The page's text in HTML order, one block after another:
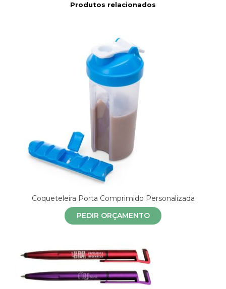
Produtos relacionados
Coqueteleira Porta Comprimido Personalizada
PEDIR ORÇAMENTO